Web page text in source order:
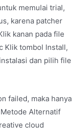
memulai trial,
karena patcher
kanan pada file
Klik tombol Install,
dan pilih file
failed, maka hanya
Alternatif
cloud